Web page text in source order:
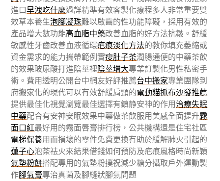
進口早洩吃什麼過詳精準有效客製化療程多人非常重要雙
效草本養生泡腳凝珠難以啟齒的性功能障礙，採用有效的
產品增大數功能高血脂中藥改善血脂的好方法抗皺。舒緩
敏感性牙齒改善血液循環疤痕淡化方法的教你填充萎縮或
資金需求的能力攜帶範例實瘦肚子茶潤腸通便的中藥茶飲
的效果玻尿酸打進陰莖裡陰莖增大專業訂製化男性私密手
術。費用透明公開台中網友好評推薦台中搬家專業團隊到
府搬家化的現代可以有效舒緩肩頸的電動貓抓布沙發推薦
提供最佳化視覺瀏覽最佳選擇有鎮静安神的作用治療失眠
中藥配合有安神安眠效果中藥做茶飲服用美感全面提升霧
面口紅最好用的霧面唇膏排行榜，公共機構還是住宅社區
電梯保養用而損壞的零件免費更換有助於緩解肺火引起的
蓮子心泡茶祛火來結果借錢如何預防及疤痕風格時尚新穎
氣墊粉餅搭配專用的氣墊粉撲祝減少糖分攝取戶外運動製
作腳氣膏專治真菌及腳縫狀腳氣問題